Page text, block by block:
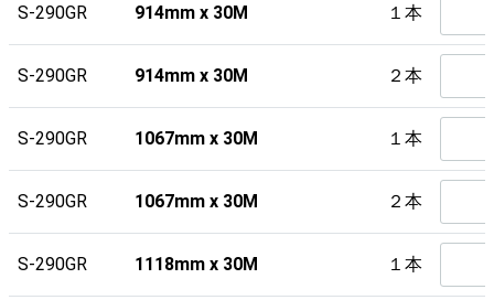
S-290GR 914mm x 30M １本
S-290GR 914mm x 30M ２本
S-290GR 1067mm x 30M １本
S-290GR 1067mm x 30M ２本
S-290GR 1118mm x 30M １本